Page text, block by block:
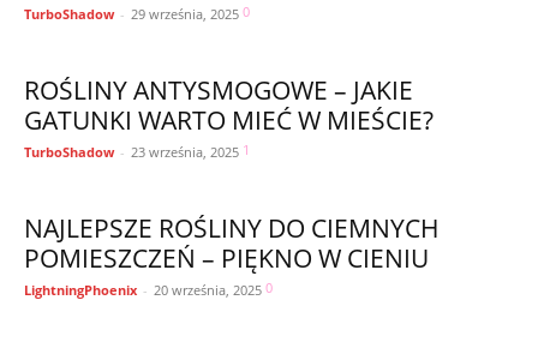
TurboShadow - 29 września, 2025 0
ROŚLINY ANTYSMOGOWE – JAKIE
GATUNKI WARTO MIEĆ W MIEŚCIE?
TurboShadow - 23 września, 2025 1
NAJLEPSZE ROŚLINY DO CIEMNYCH
POMIESZCZEŃ – PIĘKNO W CIENIU
LightningPhoenix - 20 września, 2025 0